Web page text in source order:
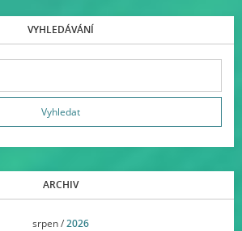
VYHLEDÁVÁNÍ
ARCHIV
srpen /2026